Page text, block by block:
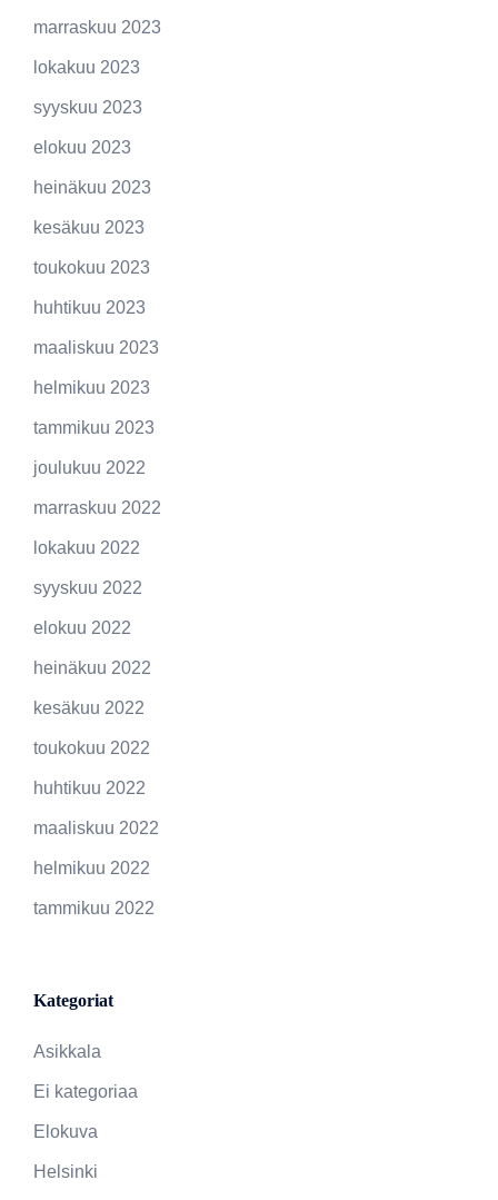
marraskuu 2023
lokakuu 2023
syyskuu 2023
elokuu 2023
heinäkuu 2023
kesäkuu 2023
toukokuu 2023
huhtikuu 2023
maaliskuu 2023
helmikuu 2023
tammikuu 2023
joulukuu 2022
marraskuu 2022
lokakuu 2022
syyskuu 2022
elokuu 2022
heinäkuu 2022
kesäkuu 2022
toukokuu 2022
huhtikuu 2022
maaliskuu 2022
helmikuu 2022
tammikuu 2022
Kategoriat
Asikkala
Ei kategoriaa
Elokuva
Helsinki